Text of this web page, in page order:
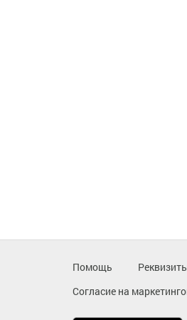
Помощь
Согласие на